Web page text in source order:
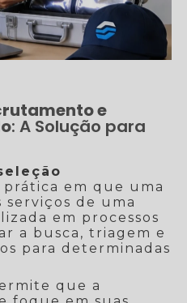
e
: A Solução para
prática em que uma
de uma
em processos
a busca, triagem e
para determinadas
que a